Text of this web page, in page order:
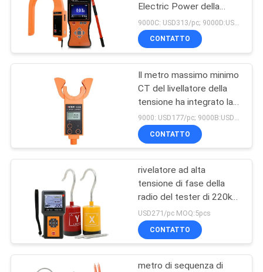
Tester di resistenza
di terra di Digital
11
termometro
infrarosso tenuto in
mano
Electric Power della
radio del VINCITORE
9000
CONTATTO
Il metro massimo minimo
CT del livellatore della
tensione ha integrato la
tecnologia digitale della
maschera
9000: USD177/pc; 9000B:USD270/pc MOQ:5pcs
CONTATTO
rivelatore ad alta
tensione di fase della
radio del tester di 220kV
Electric Power
USD271/pc MOQ:5pcs
CONTATTO
metro di sequenza di